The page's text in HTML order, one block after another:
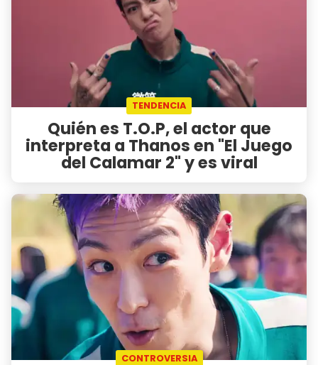
TENDENCIA
Quién es T.O.P, el actor que
interpreta a Thanos en "El Juego
del Calamar 2" y es viral
CONTROVERSIA